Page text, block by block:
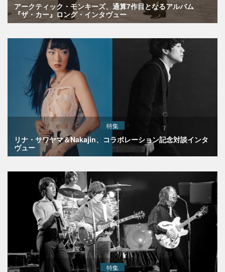
アークティック・モンキーズ、通算7作目となるアルバム
『ザ・カー』ロング・インタヴュー
特集
リナ・サワヤマ＆Nakajin、コラボレーション記念対談インタ
ヴュー
特集